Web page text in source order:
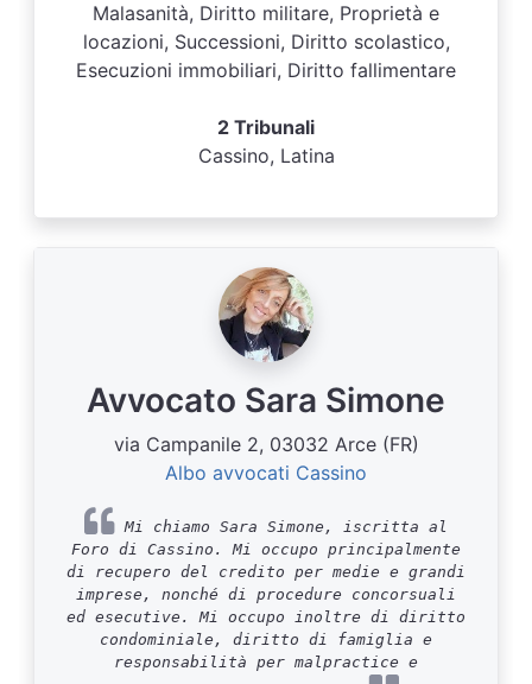
Malasanità, Diritto militare, Proprietà e
locazioni, Successioni, Diritto scolastico,
Esecuzioni immobiliari, Diritto fallimentare
2 Tribunali
Cassino, Latina
Avvocato Sara Simone
via Campanile 2, 03032 Arce (FR)
Albo avvocati Cassino
Mi chiamo Sara Simone, iscritta al
Foro di Cassino. Mi occupo principalmente
di recupero del credito per medie e grandi
imprese, nonché di procedure concorsuali
ed esecutive. Mi occupo inoltre di diritto
condominiale, diritto di famiglia e
responsabilità per malpractice e